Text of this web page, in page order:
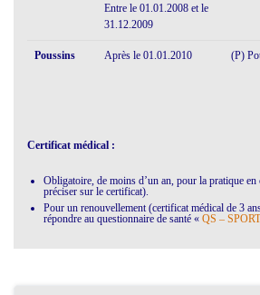
Entre le 01.01.2008 et le
31.12.2009
Poussins Après le 01.01.2010 (P)
Certificat médical :
Obligatoire, de moins d’un an, pour la pratique
préciser sur le certificat).
Pour un renouvellement (certificat médical de 3
répondre au questionnaire de santé « QS – SPORT